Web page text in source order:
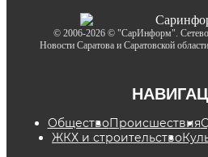
© 2006-2026 © "СарИнформ".
Новости Саратова и Саратовской
ОбществоПроисшествия
ЖКХ и строительство